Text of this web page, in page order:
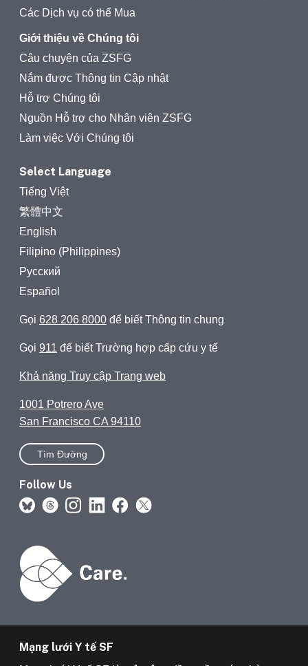
Các Dịch vụ có thể Mua
Giới thiệu về Chúng tôi
Câu chuyện của ZSFG
Nắm được Thông tin Cập nhật
Hỗ trợ Chúng tôi
Nguồn Hỗ trợ cho Nhân viên ZSFG
Làm việc Với Chúng tôi
Select Language
Tiếng Việt
繁體中文
English
Filipino (Philippines)
Русский
Español
Gọi 628 206 8000 để biết Thông tin chung
Gọi 911 để biết Trường hợp cấp cứu y tế
Khả năng Truy cập Trang web
1001 Potrero Ave
San Francisco CA 94110
Tìm Đường
Follow Us
Mạng lưới Y tế SF